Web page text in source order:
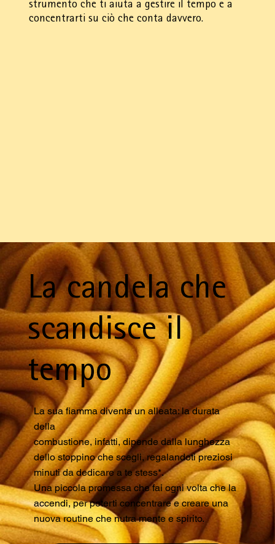
strumento che ti aiuta a gestire il tempo e a
concentrarti su ciò che conta davvero.
La candela che
scandisce il
tempo
La sua fiamma diventa un alleata: la durata
della
combustione, infatti, dipende dalla lunghezza
dello stoppino che scegli, regalandoti preziosi
minuti da dedicare a te stess*.
Una piccola promessa che fai ogni volta che la
accendi, per poterti concentrare e creare una
nuova routine che nutra mente e spirito.